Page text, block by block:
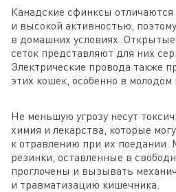
Канадские сфинксы
и высокой активностью,
в домашних условиях.
сеток представляют для них
Электрические провода также
этих кошек, особенно в молодом
Не меньшую угрозу несут
химия и лекарства, которые
к отравлению при их поедании.
резинки, оставленные в
проглочены и вызывать
и травматизацию кишечника.